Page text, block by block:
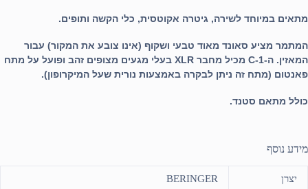
מתאים במיוחד לשירה, גיטרה אקוטסית, כלי הקשה ותופים.
המתמר מציע סאונד מאוד טבעי ושקוף (אינו צובע את המקור) עבור
המאזין. ה-C-1 מכיל מחבר XLR בעלי מגעים מצופים זהב ופועל על מתח
פאנטום (מתח זה ניתן לבקרה באמצעות נורית שעל המיקרופון).
כולל מתאם סטנד.
מידע נוסף
יצרן BERINGER